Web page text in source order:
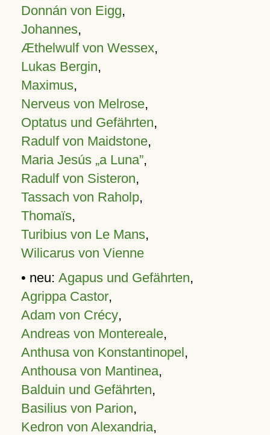
Donnán von Eigg,
Johannes,
Æthelwulf von Wessex,
Lukas Bergin,
Maximus,
Nerveus von Melrose,
Optatus und Gefährten,
Radulf von Maidstone,
Maria Jesús „a Luna”,
Radulf von Sisteron,
Tassach von Raholp,
Thomaïs,
Turibius von Le Mans,
Wilicarus von Vienne
• neu: Agapus und Gefährten,
Agrippa Castor,
Adam von Crécy,
Andreas von Montereale,
Anthusa von Konstantinopel,
Anthousa von Mantinea,
Balduin und Gefährten,
Basilius von Parion,
Kedron von Alexandria,